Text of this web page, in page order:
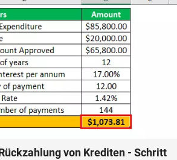
von Krediten - Schritt